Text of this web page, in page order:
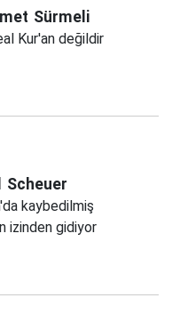
Sürmeli
Kur'an değildir
Scheuer
kaybedilmiş
izinden gidiyor